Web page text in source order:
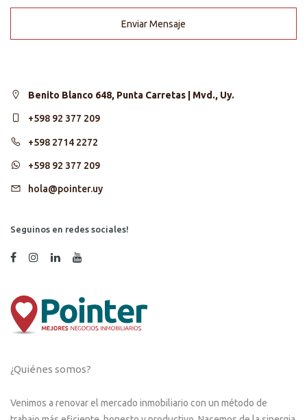
Enviar Mensaje
Benito Blanco 648, Punta Carretas | Mvd., Uy.
+598 92 377 209
+598 2714 2272
+598 92 377 209
hola@pointer.uy
Seguinos en redes sociales!
¿Quiénes somos?
Venimos a renovar el mercado inmobiliario con un método de